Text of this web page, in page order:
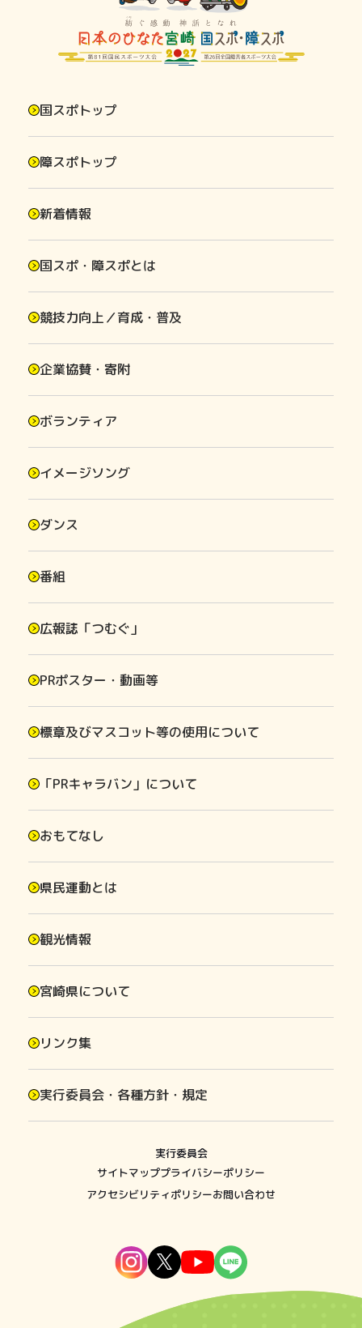
国スポトップ
障スポトップ
新着情報
国スポ・障スポとは
競技力向上／育成・普及
企業協賛・寄附
ボランティア
イメージソング
ダンス
番組
広報誌「つむぐ」
PRポスター・動画等
標章及びマスコット等の使用について
「PRキャラバン」について
おもてなし
県民運動とは
観光情報
宮崎県について
リンク集
実行委員会・各種方針・規定
実行委員会
サイトマッププライバシーポリシー
アクセシビリティポリシーお問い合わせ